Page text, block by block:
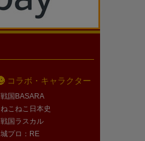
コラボ・キャラクター
戦国BASARA
ねこねこ日本史
戦国ラスカル
城プロ：RE